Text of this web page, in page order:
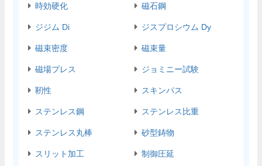
時効硬化 磁石鋼
ジジム Di ジスプロシウム Dy
磁束密度 磁束量
磁場プレス ジョミニー試験
靭性 スキンパス
ステンレス鋼 ステンレス比重
ステンレス丸棒 砂型鋳物
スリット加工 制御圧延